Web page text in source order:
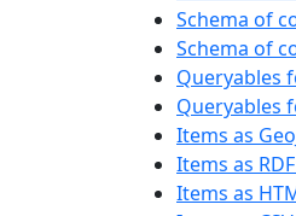
Schema of
Schema of
Queryables
Queryables
Items as
Items as
Items as